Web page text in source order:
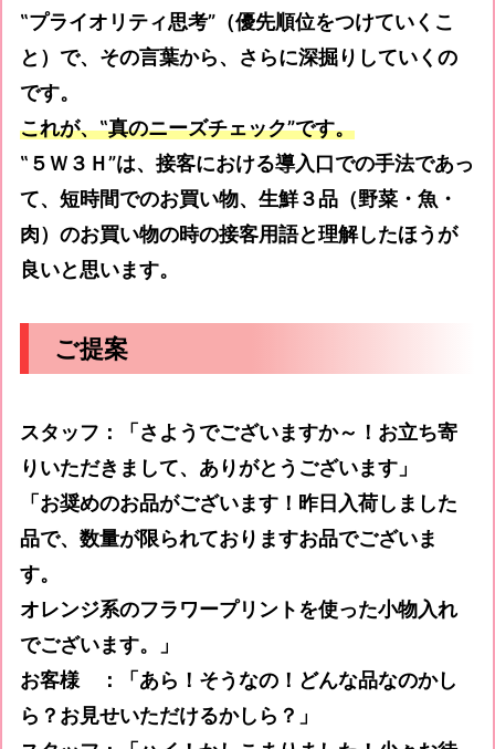
‟プライオリティ思考”（優先順位をつけていくこ
と）で、その言葉から、さらに深掘りしていくの
です。
これが、‟真のニーズチェック”です。
‟５Ｗ３Ｈ”は、接客における導入口での手法であっ
て、短時間でのお買い物、生鮮３品（野菜・魚・
肉）のお買い物の時の接客用語と理解したほうが
良いと思います。
ご提案
スタッフ：「さようでございますか～！お立ち寄
りいただきまして、ありがとうございます」
「お奨めのお品がございます！昨日入荷しました
品で、数量が限られておりますお品でございま
す。
オレンジ系のフラワープリントを使った小物入れ
でございます。」
お客様 ：「あら！そうなの！どんな品なのかし
ら？お見せいただけるかしら？」